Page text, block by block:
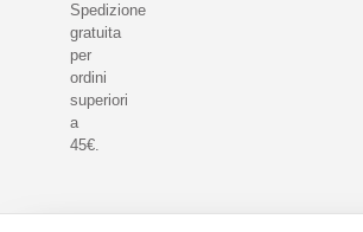
Spedizione
gratuita
per
ordini
superiori
a
45€.